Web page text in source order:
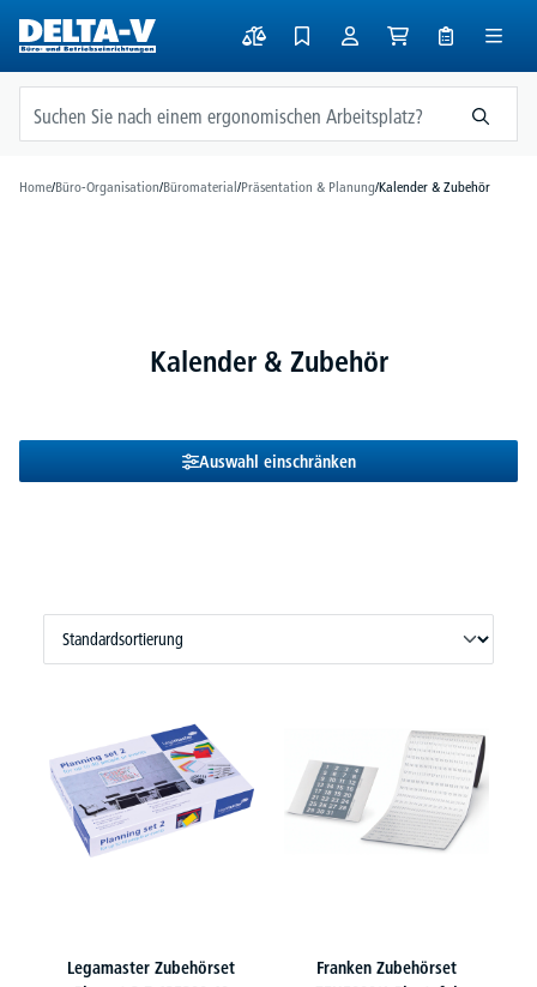
springen
Home/Büro-Organisation/Büromaterial/Präsentation & Planung/Kalender & Zubehör
Kalender & Zubehör
Auswahl einschränken
Legamaster Zubehörset
Franken Zubehörset